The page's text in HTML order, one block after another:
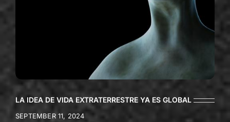
LA IDEA DE VIDA EXTRATERRESTRE YA ES GLOBAL
SEPTEMBER 11, 2024